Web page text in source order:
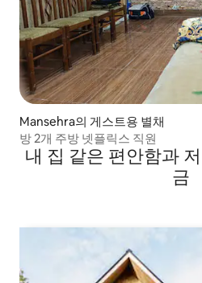
Mansehra의 게스트용 별채
방 2개 주방 넷플릭스 직원
내 집 같은 편안함과
금